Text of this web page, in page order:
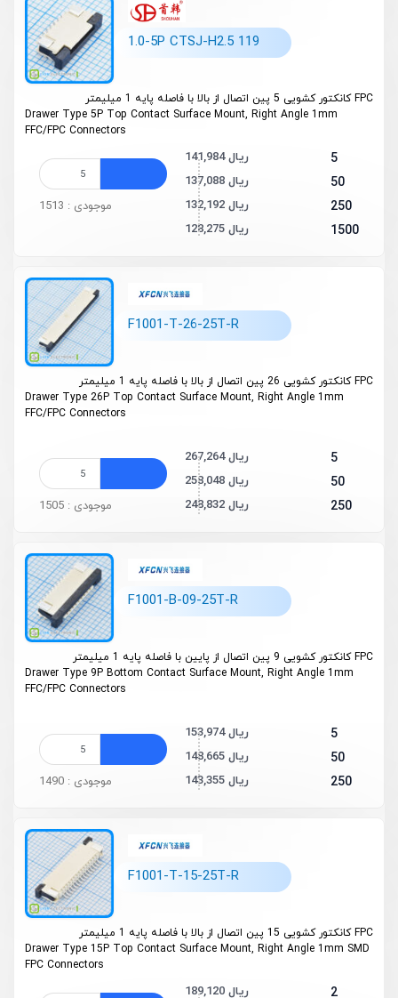
1.0-5P CTSJ-H2.5 119
FPC کانکتور کشویی 5 پین اتصال از بالا با فاصله پایه 1 میلیمتر
Drawer Type 5P Top Contact Surface Mount, Right Angle 1mm
FFC/FPC Connectors
5 141,984 ریال
50 137,088 ریال
250 132,192 ریال
1500 128,275 ریال
موجودی : 1513
F1001-T-26-25T-R
FPC کانکتور کشویی 26 پین اتصال از بالا با فاصله پایه 1 میلیمتر
Drawer Type 26P Top Contact Surface Mount, Right Angle 1mm
FFC/FPC Connectors
5 267,264 ریال
50 258,048 ریال
250 248,832 ریال موجودی : 1505
F1001-B-09-25T-R
FPC کانکتور کشویی 9 پین اتصال از پایین با فاصله پایه 1 میلیمتر
Drawer Type 9P Bottom Contact Surface Mount, Right Angle 1mm
FFC/FPC Connectors
5 153,974 ریال
50 148,665 ریال
250 143,355 ریال موجودی : 1490
F1001-T-15-25T-R
FPC کانکتور کشویی 15 پین اتصال از بالا با فاصله پایه 1 میلیمتر
Drawer Type 15P Top Contact Surface Mount, Right Angle 1mm SMD
FPC Connectors
2 189,120 ریال